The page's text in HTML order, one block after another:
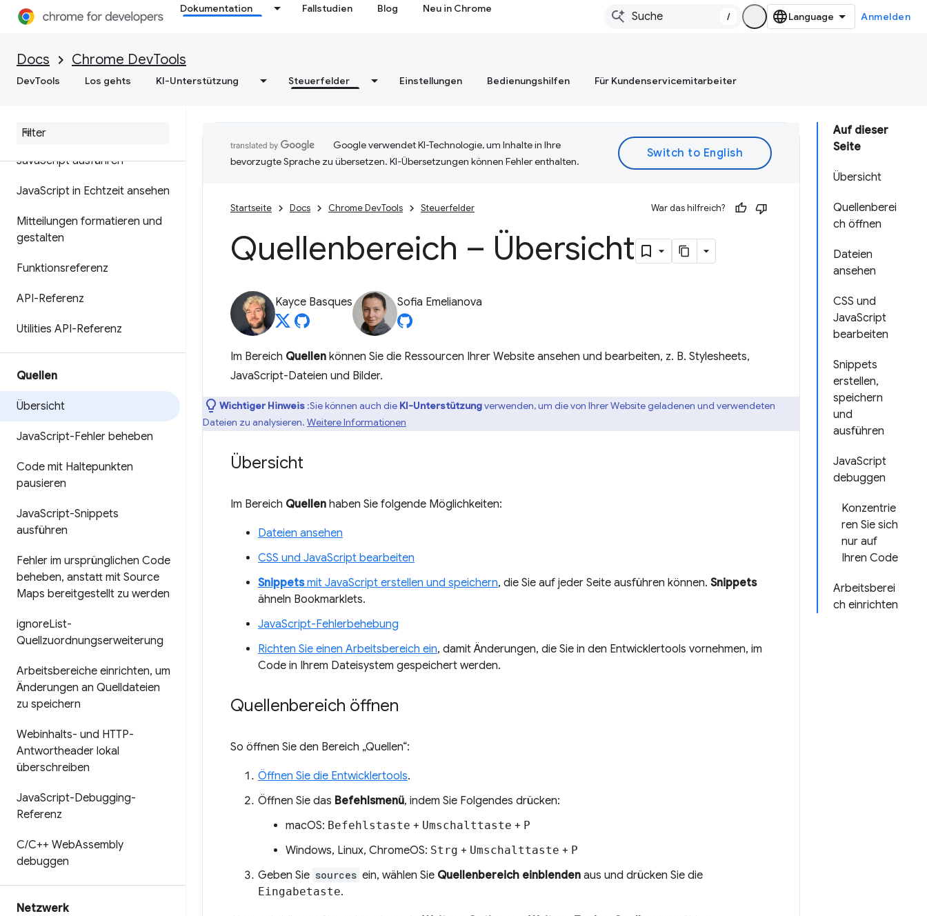
Dokumentation Fallstudien Blog Neu in Chrome
/ Anmelden
Docs Chrome DevTools
DevTools Los gehts KI-Unterstützung Steuerfelder Einstellungen Bedienungshilfen Für Kundenservicemitarbeiter
Cloud Console
Fehler und Warnungen mit
Konsolenstatistiken
Logeinträge
JavaScript ausführen
JavaScript in Echtzeit ansehen
Mitteilungen formatieren und
gestalten
Funktionsreferenz
API-Referenz
Utilities API-Referenz
Quellen
Übersicht
JavaScript-Fehler beheben
Code mit Haltepunkten
pausieren
JavaScript-Snippets
ausführen
Fehler im ursprünglichen Code
beheben, anstatt mit Source
Maps bereitgestellt zu werden
ignoreList-
Quellzuordnungserweiterung
Arbeitsbereiche einrichten, um
Änderungen an Quelldateien
zu speichern
Webinhalts- und HTTP-
Antwortheader lokal
überschreiben
JavaScript-Debugging-
Referenz
C/C++ WebAssembly
debuggen
Netzwerk
Auf dieser
Seite
Übersicht
Quellenberei
ch öffnen
Dateien
ansehen
CSS und
JavaScript
bearbeiten
Snippets
erstellen,
speichern
und
ausführen
JavaScript
debuggen
Konzentrie
ren Sie sich
nur auf
Ihren Code
Arbeitsberei
ch einrichten
Google verwendet KI-Technologie, um Inhalte in Ihre
bevorzugte Sprache zu übersetzen. KI-Übersetzungen können Fehler enthalten.
Startseite Docs Chrome DevTools Steuerfelder War das hilfreich?
Quellenbereich – Übersicht
Kayce Basques Sofia Emelianova
Im Bereich Quellen können Sie die Ressourcen Ihrer Website ansehen und bearbeiten, z. B. Stylesheets,
JavaScript-Dateien und Bilder.
Wichtiger Hinweis :Sie können auch die KI-Unterstützungverwenden, um die von Ihrer Website geladenen und verwendeten
Dateien zu analysieren. Weitere Informationen
Übersicht
Im Bereich Quellen haben Sie folgende Möglichkeiten:
Dateien ansehen
CSS und JavaScript bearbeiten
Snippetsmit JavaScript erstellen und speichern, die Sie auf jeder Seite ausführen können. Snippets
ähneln Bookmarklets.
JavaScript-Fehlerbehebung
Richten Sie einen Arbeitsbereich ein, damit Änderungen, die Sie in den Entwicklertools vornehmen, im
Code in Ihrem Dateisystem gespeichert werden.
Quellenbereich öffnen
So öffnen Sie den Bereich „Quellen“:
Öffnen Sie die Entwicklertools.
Öffnen Sie das Befehlsmenü, indem Sie Folgendes drücken:
macOS: Befehlstaste + Umschalttaste + P
Windows, Linux, ChromeOS: Strg + Umschalttaste + P
Geben Sie sources ein, wählen Sie Quellenbereich einblenden aus und drücken Sie die
Eingabetaste.